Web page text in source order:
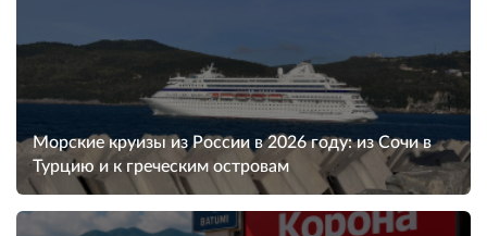
Морские круизы из России в 2026 году: из Сочи в
Турцию и к греческим островам